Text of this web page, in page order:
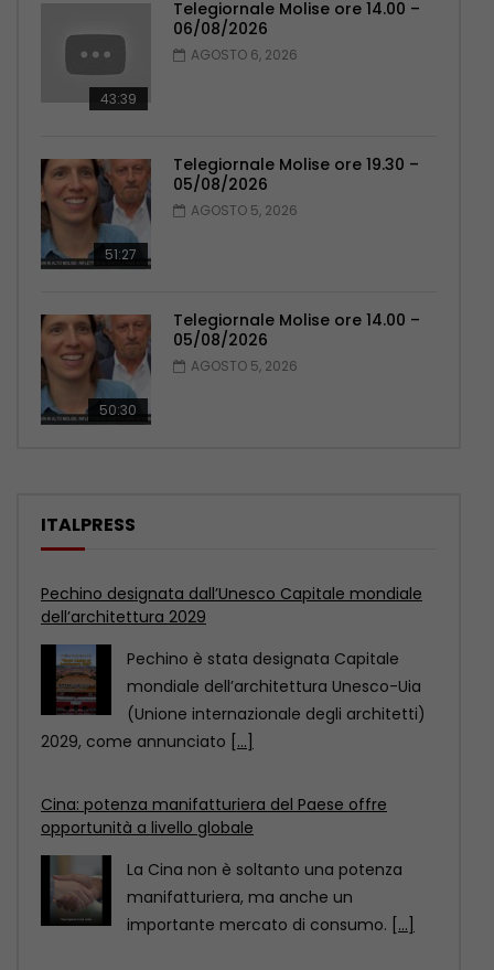
43:39
Telegiornale Molise ore 14.00 –
06/08/2026
AGOSTO 6, 2026
51:27
Telegiornale Molise ore 19.30 –
05/08/2026
AGOSTO 5, 2026
50:30
Telegiornale Molise ore 14.00 –
05/08/2026
AGOSTO 5, 2026
ITALPRESS
Cina: potenza manifatturiera del Paese offre
opportunità a livello globale
La Cina non è soltanto una potenza
manifatturiera, ma anche un
importante mercato di consumo.[...]
immersioni. Sanzioni per 90 mila euro
COMO (ITALPRESS) – Venti centri
immersioni, sui Laghi Maggiore, di
Lugano, di Como, d’Orta, d’Iseo